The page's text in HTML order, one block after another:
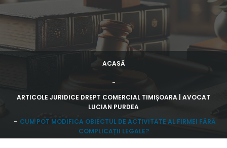
ACASĂ
ARTICOLE JURIDICE DREPT COMERCIAL TIMIȘOARA | AVOCAT
LUCIAN PURDEA
CUM POT MODIFICA OBIECTUL DE ACTIVITATE AL FIRMEI FĂRĂ
COMPLICAȚII LEGALE?